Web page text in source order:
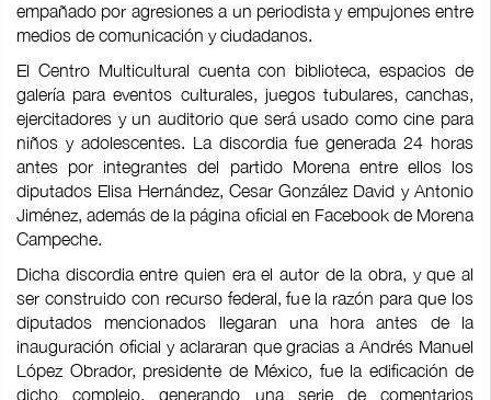
empañado por agresiones a un periodista y empujones entre
medios de comunicación y ciudadanos.
El Centro Multicultural cuenta con biblioteca, espacios de
galería para eventos culturales, juegos tubulares, canchas,
ejercitadores y un auditorio que será usado como cine para
niños y adolescentes. La discordia fue generada 24 horas
antes por integrantes del partido Morena entre ellos los
diputados Elisa Hernández, Cesar González David y Antonio
Jiménez, además de la página oficial en Facebook de Morena
Campeche.
Dicha discordia entre quien era el autor de la obra, y que al
ser construido con recurso federal, fue la razón para que los
diputados mencionados llegaran una hora antes de la
inauguración oficial y aclararan que gracias a Andrés Manuel
López Obrador, presidente de México, fue la edificación de
dicho complejo, generando una serie de comentarios